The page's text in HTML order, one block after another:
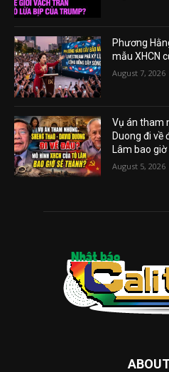
Phương
mẫu XHCN
August 7, 2026
Vụ án tham
Duong đi về
Lâm bao
August 5, 2026